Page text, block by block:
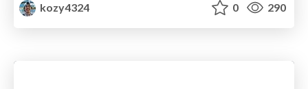
kozy4324
0 290